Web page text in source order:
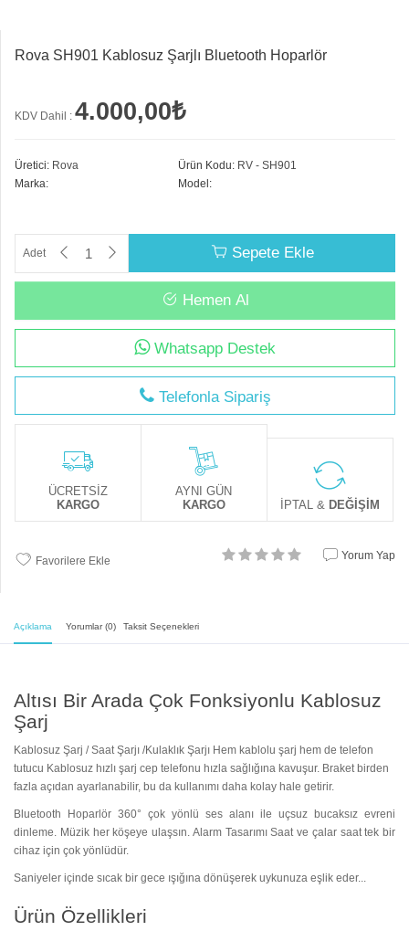
Rova SH901 Kablosuz Şarjlı Bluetooth Hoparlör
KDV Dahil : 4.000,00₺
Üretici: Rova Ürün Kodu: RV - SH901
Marka:
Model:
Adet Sepete Ekle
Hemen Al
Whatsapp Destek
Telefonla Sipariş
ÜCRETSİZ
KARGO
AYNI GÜN
KARGO
İPTAL & DEĞİŞİM
Favorilere Ekle Yorum Yap
Açıklama Yorumlar (0) Taksit Seçenekleri
Altısı Bir Arada Çok Fonksiyonlu Kablosuz
Şarj
Kablosuz Şarj / Saat Şarjı /Kulaklık Şarjı Hem kablolu şarj hem de telefon
tutucu Kablosuz hızlı şarj cep telefonu hızla sağlığına kavuşur. Braket birden
fazla açıdan ayarlanabilir, bu da kullanımı daha kolay hale getirir.
Bluetooth Hoparlör 360° çok yönlü ses alanı ile uçsuz bucaksız evreni
dinleme. Müzik her köşeye ulaşsın. Alarm Tasarımı Saat ve çalar saat tek bir
cihaz için çok yönlüdür.
Saniyeler içinde sıcak bir gece ışığına dönüşerek uykunuza eşlik eder...
Ürün Özellikleri